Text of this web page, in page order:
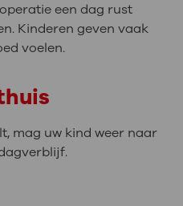
een dag rust
Kinderen geven vaak
voelen.
mag uw kind weer naar